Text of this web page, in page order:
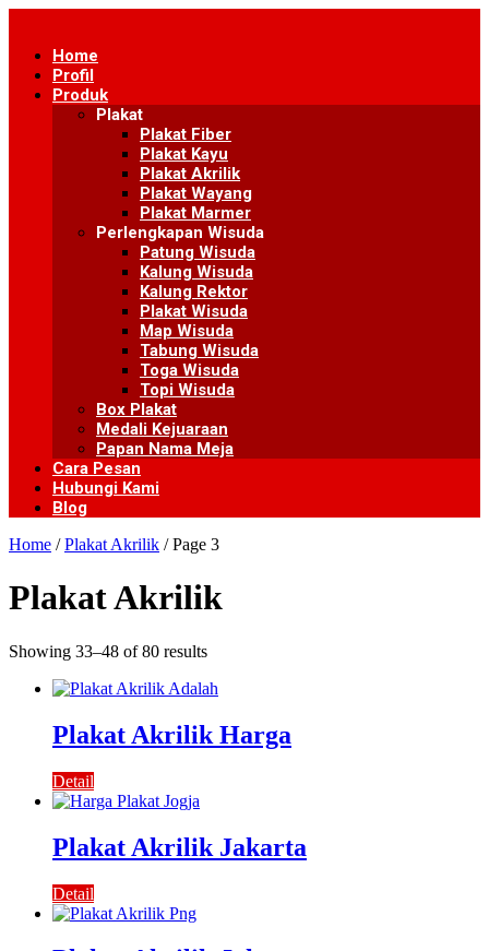
contentHome
Profil
Produk
Plakat
Plakat Fiber
Plakat Kayu
Plakat Akrilik
Plakat Wayang
Plakat Marmer
Perlengkapan Wisuda
Patung Wisuda
Kalung Wisuda
Kalung Rektor
Plakat Wisuda
Map Wisuda
Tabung Wisuda
Toga Wisuda
Topi Wisuda
Box Plakat
Medali Kejuaraan
Papan Nama Meja
Cara Pesan
Hubungi Kami
Blog
Home /Plakat Akrilik / Page 3
Plakat Akrilik
Showing 33–48 of 80 results
Plakat Akrilik Harga
Detail
Plakat Akrilik Jakarta
Detail